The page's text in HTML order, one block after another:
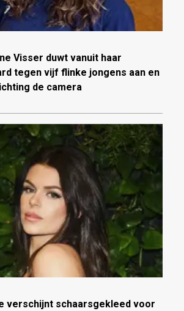
Visser duwt vanuit haar
tegen vijf flinke jongens aan en
de camera
verschijnt schaarsgekleed voor